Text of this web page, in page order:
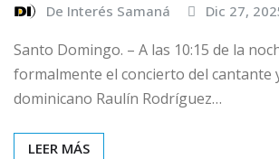
De Interés Samaná Dic 27,
Santo Domingo. – A las 10:15 de la
formalmente el concierto del cantante
dominicano Raulín Rodríguez…
LEER MÁS